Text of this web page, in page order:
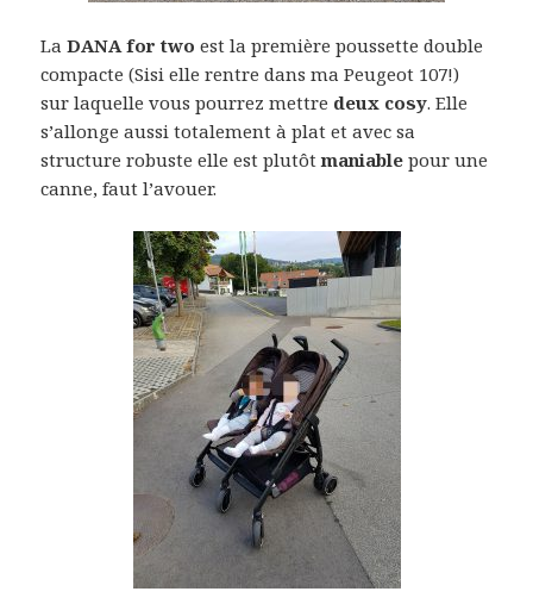
La DANA for two est la première poussette double
compacte (Sisi elle rentre dans ma Peugeot 107!)
sur laquelle vous pourrez mettre deux cosy. Elle
s’allonge aussi totalement à plat et avec sa
structure robuste elle est plutôtmaniable pour une
canne, faut l’avouer.